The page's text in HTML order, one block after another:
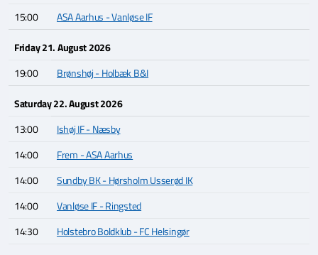
15:00
ASA Aarhus - Vanløse IF
Friday 21. August 2026
19:00
Brønshøj - Holbæk B&I
Saturday 22. August 2026
13:00
Ishøj IF - Næsby
14:00
Frem - ASA Aarhus
14:00
Sundby BK - Hørsholm Usserød IK
14:00
Vanløse IF - Ringsted
14:30
Holstebro Boldklub - FC Helsingør